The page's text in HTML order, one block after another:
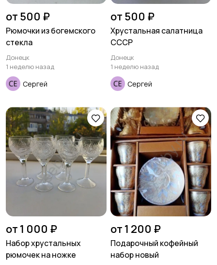
от 500 ₽
Рюмочки из богемского
стекла
Донецк
1 неделю назад
Сергей
от 500 ₽
Хрустальная салатница
СССР
Донецк
1 неделю назад
Сергей
от 1 000 ₽
Набор хрустальных
рюмочек на ножке
от 1 200 ₽
Подарочный кофейный
набор новый